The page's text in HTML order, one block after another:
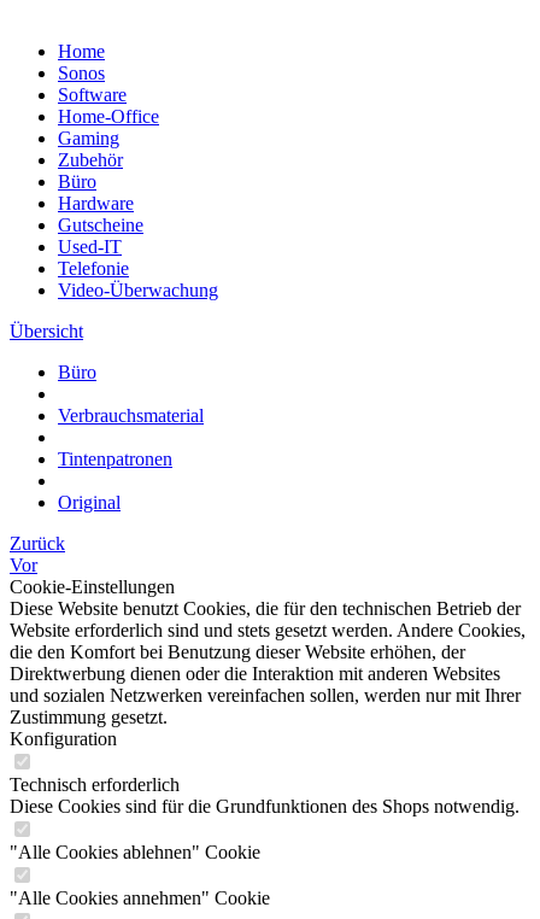
Home
Sonos
Software
Home-Office
Gaming
Zubehör
Büro
Hardware
Gutscheine
Used-IT
Telefonie
Video-Überwachung
Übersicht
Büro
Verbrauchsmaterial
Tintenpatronen
Original
Zurück
Vor
Cookie-Einstellungen
Diese Website benutzt Cookies, die für den technischen Betrieb der
Website erforderlich sind und stets gesetzt werden. Andere Cookies,
die den Komfort bei Benutzung dieser Website erhöhen, der
Direktwerbung dienen oder die Interaktion mit anderen Websites
und sozialen Netzwerken vereinfachen sollen, werden nur mit Ihrer
Zustimmung gesetzt.
Konfiguration
Technisch erforderlich
Diese Cookies sind für die Grundfunktionen des Shops notwendig.
"Alle Cookies ablehnen" Cookie
"Alle Cookies annehmen" Cookie